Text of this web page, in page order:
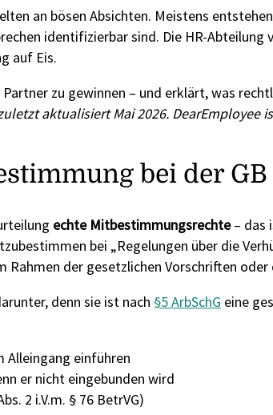
an bösen Absichten. Meistens
identifizierbar sind. Die HR-
auf Eis.
zu gewinnen – und erklärt, was
aktualisiert Mai 2026.
bei der GB
echte Mitbestimmungsrechte– das
bei „Regelungen über die
der gesetzlichen Vorschriften
denn sie ist nach §5 ArbSchG eine
Alleingang einführen
er nicht eingebunden wird
2 i.V.m. § 76 BetrVG)